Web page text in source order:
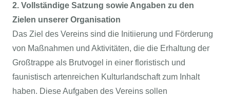
2. Vollständige Satzung sowie Angaben zu den
Zielen unserer Organisation
Das Ziel des Vereins sind die Initiierung und Förderung
von Maßnahmen und Aktivitäten, die die Erhaltung der
Großtrappe als Brutvogel in einer floristisch und
faunistisch artenreichen Kulturlandschaft zum Inhalt
haben. Diese Aufgaben des Vereins sollen